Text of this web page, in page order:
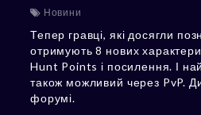
Новини
Тепер гравці, які досягли
отримують 8 нових
Hunt Points і посилення. І
також можливий через PvP.
форумі.